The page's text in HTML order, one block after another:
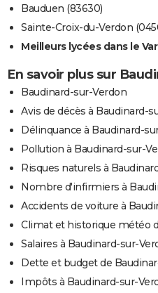
Bauduen (83630)
Sainte-Croix-du-Verdon
Meilleurs lycées dans le Var
En savoir plus sur
Baudinard-sur-Verdon
Avis de décès à Baudinard-
Délinquance à Baudinard-
Pollution à Baudinard-sur-
Risques naturels à
Nombre d'infirmiers à
Accidents de voiture à
Climat et historique météo
Salaires à Baudinard-sur-
Dette et budget de
Impôts à Baudinard-sur-